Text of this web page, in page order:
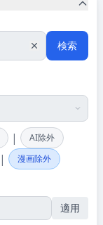
検索
|
AI除外
|
漫画除外
適用